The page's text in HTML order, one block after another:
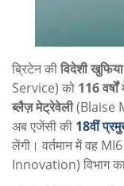
ब्रिटेन कीविदेशी
Service) को 116 वर्षों
ब्लैज़ मेट्रेवेली(Blaise
अब एजेंसी की 18वीं
लेंगी। वर्तमान में वह
Innovation) विभाग